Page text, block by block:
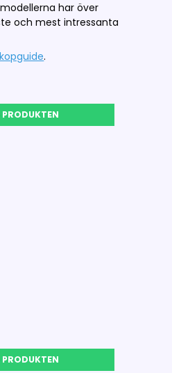
har över
och mest intressanta
.
PRODUKTEN
PRODUKTEN